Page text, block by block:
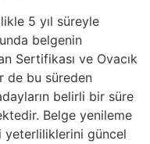
5 yıl süreyle
belgenin
Sertifikası ve Ovacık
de bu süreden
belirli bir süre
Belge yenileme
yeterliliklerini güncel